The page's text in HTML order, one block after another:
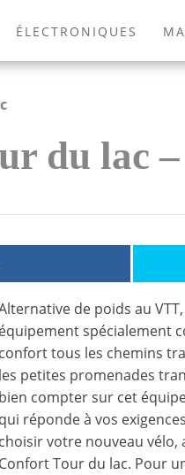
ÉLECTRONIQUES
MODE EXTÉRIEUR
du lac –
de poids au
équipement spécialement
confort tous les chemins
les petites promenades
bien compter sur cet
qui réponde à vos
choisir votre nouveau vélo,
Confort Tour du lac. Pour